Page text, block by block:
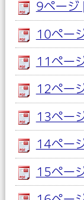
9ページ
10ペー
11ペー
12ペー
13ペー
14ペー
15ペー